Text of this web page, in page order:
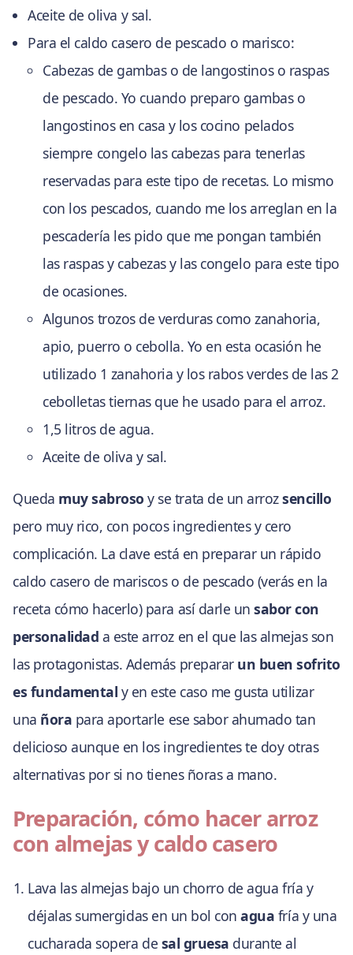
Aceite de oliva y sal.
Para el caldo casero de pescado o marisco:
Cabezas de gambas o de langostinos o raspas
de pescado. Yo cuando preparo gambas o
langostinos en casa y los cocino pelados
siempre congelo las cabezas para tenerlas
reservadas para este tipo de recetas. Lo mismo
con los pescados, cuando me los arreglan en la
pescadería les pido que me pongan también
las raspas y cabezas y las congelo para este tipo
de ocasiones.
Algunos trozos de verduras como zanahoria,
apio, puerro o cebolla. Yo en esta ocasión he
utilizado 1 zanahoria y los rabos verdes de las 2
cebolletas tiernas que he usado para el arroz.
1,5 litros de agua.
Aceite de oliva y sal.
Queda muy sabroso y se trata de un arrozsencillo
pero muy rico, con pocos ingredientes y cero
complicación. La clave está en preparar un rápido
caldo casero de mariscos o de pescado (verás en la
receta cómo hacerlo) para así darle unsabor con
personalidad a este arroz en el que las almejas son
las protagonistas. Además preparar un buen sofrito
es fundamental y en este caso me gusta utilizar
una ñora para aportarle ese sabor ahumado tan
delicioso aunque en los ingredientes te doy otras
alternativas por si no tienes ñoras a mano.
Preparación, cómo hacer arroz
con almejas y caldo casero
Lava las almejas bajo un chorro de agua fría y
déjalas sumergidas en un bol conagua fría y una
cucharada sopera de sal gruesa durante al